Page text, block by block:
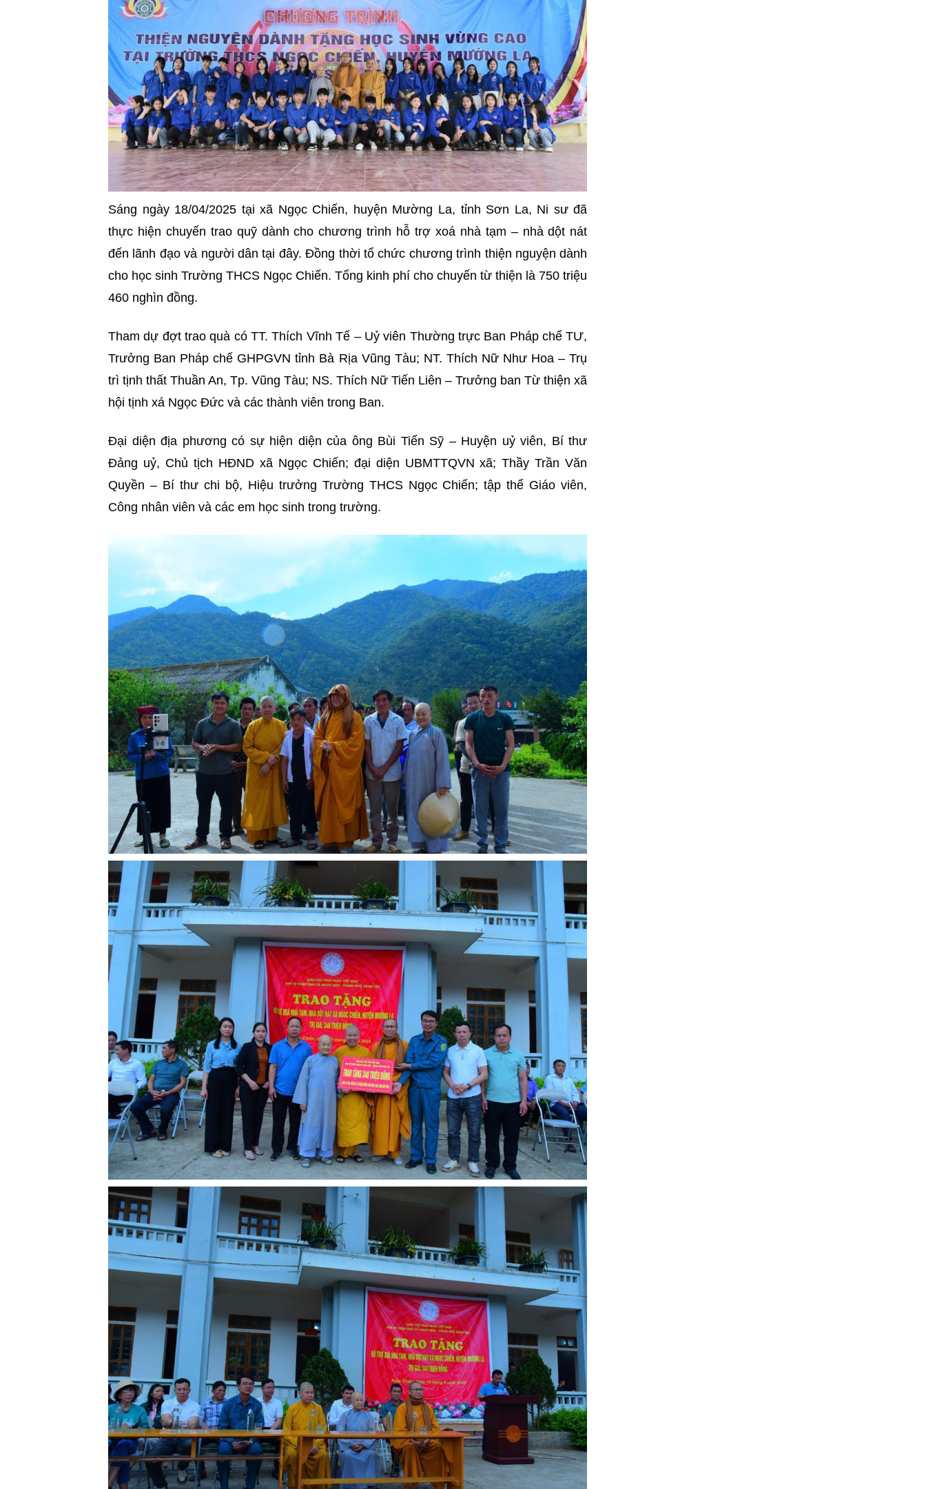
Sáng ngày 18/04/2025 tại xã Ngọc Chiến, huyện Mường La, tỉnh Sơn La, Ni sư đã
thực hiện chuyến trao quỹ dành cho chương trình hỗ trợ xoá nhà tạm – nhà dột nát
đến lãnh đạo và người dân tại đây. Đồng thời tổ chức chương trình thiện nguyện dành
cho học sinh Trường THCS Ngọc Chiến. Tổng kinh phí cho chuyến từ thiện là 750 triệu
460 nghìn đồng.
Tham dự đợt trao quà có TT. Thích Vĩnh Tế – Uỷ viên Thường trực Ban Pháp chế TƯ,
Trưởng Ban Pháp chế GHPGVN tỉnh Bà Rịa Vũng Tàu; NT. Thích Nữ Như Hoa – Trụ
trì tịnh thất Thuần An, Tp. Vũng Tàu; NS. Thích Nữ Tiến Liên – Trưởng ban Từ thiện xã
hội tịnh xá Ngọc Đức và các thành viên trong Ban.
Đại diện địa phương có sự hiện diện của ông Bùi Tiến Sỹ – Huyện uỷ viên, Bí thư
Đảng uỷ, Chủ tịch HĐND xã Ngọc Chiến; đại diện UBMTTQVN xã; Thầy Trần Văn
Quyền – Bí thư chi bộ, Hiệu trưởng Trường THCS Ngọc Chiến; tập thể Giáo viên,
Công nhân viên và các em học sinh trong trường.